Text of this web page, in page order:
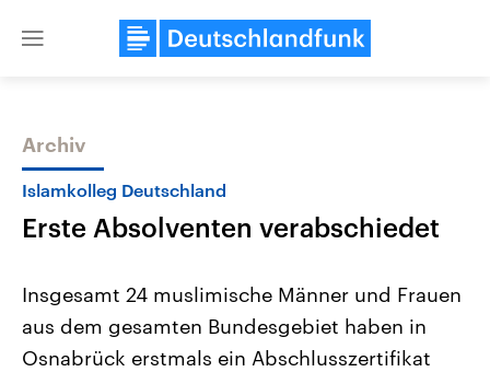
Close
Themen
Archiv
Islamkolleg Deutschland
Erste Absolventen verabschiedet
Insgesamt 24 muslimische Männer und Frauen
aus dem gesamten Bundesgebiet haben in
Osnabrück erstmals ein Abschlusszertifikat